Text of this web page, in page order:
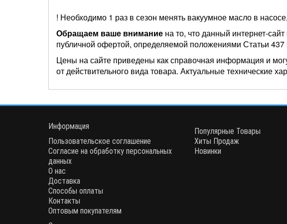
! Необходимо 1 раз в сезон менять вакуумное масло в
Обращаем ваше внимание на то, что данный интернет-
публичной офертой, определяемой положениями Статьи
Цены на сайте приведены как справочная информация и
от действительного вида товара. Актуальные технические
Информация
Пользовательское соглашение
Согласие на обработку персональных
данных
О нас
Доставка
Способы оплаты
Контакты
Оптовым покупателям
Популярные Товары
Хиты Продаж
Новинки